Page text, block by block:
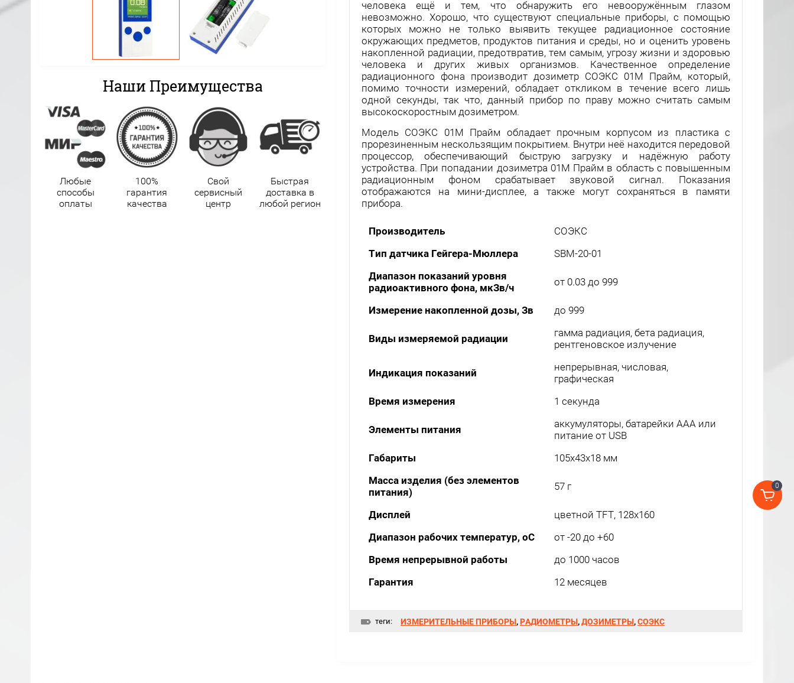
Наши Преимущества
Любые
способы
оплаты
100%
гарантия
качества
Свой
сервисный
центр
Быстрая
доставка в
любой регион
человека ещё и тем, что обнаружить его невооружённым глазом
невозможно. Хорошо, что существуют специальные приборы, с помощью
которых можно не только выявить текущее радиационное состояние
окружающих предметов, продуктов питания и среды, но и оценить уровень
накопленной радиации, предотвратив, тем самым, угрозу жизни и здоровью
человека и других живых организмов. Качественное определение
радиационного фона производит дозиметр СОЭКС 01М Прайм, который,
помимо точности измерений, обладает откликом в течение всего лишь
одной секунды, так что, данный прибор по праву можно считать самым
высокоскоростным дозиметром.
Модель СОЭКС 01М Прайм обладает прочным корпусом из пластика с
прорезиненным нескользящим покрытием. Внутри неё находится передовой
процессор, обеспечивающий быструю загрузку и надёжную работу
устройства. При попадании дозиметра 01М Прайм в область с повышенным
радиационным фоном срабатывает звуковой сигнал. Показания
отображаются на мини-дисплее, а также могут сохраняться в памяти
прибора.
Производитель
СОЭКС
Тип датчика Гейгера-Мюллера
SBM-20-01
Диапазон показаний уровня
радиоактивного фона, мкЗв/ч
от 0.03 до 999
Измерение накопленной дозы, Зв до 999
Виды измеряемой радиации
гамма радиация, бета радиация,
рентгеновское излучение
Индикация показаний
непрерывная, числовая,
графическая
Время измерения
1 секунда
Элементы питания
аккумуляторы, батарейки ААА или
питание от USB
Габариты
105x43x18 мм
Масса изделия (без элементов
питания)
57 г
Дисплей
цветной TFT, 128x160
Диапазон рабочих температур, oC
от -20 до +60
Время непрерывной работы
до 1000 часов
Гарантия
12 месяцев
теги: ИЗМЕРИТЕЛЬНЫЕ ПРИБОРЫ,РАДИОМЕТРЫ,ДОЗИМЕТРЫ,СОЭКС
0